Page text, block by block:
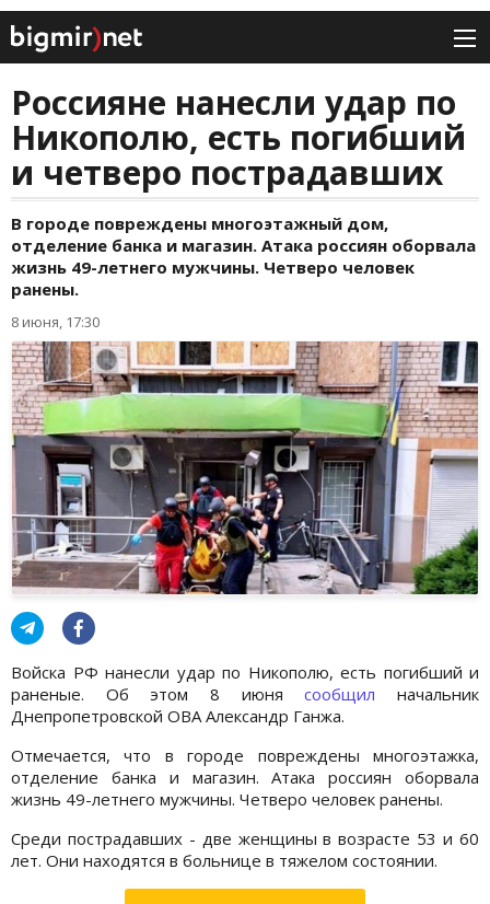
Россияне нанесли удар по
Никополю, есть погибший
и четверо пострадавших
В городе повреждены многоэтажный дом,
отделение банка и магазин. Атака россиян оборвала
жизнь 49-летнего мужчины. Четверо человек
ранены.
8 июня, 17:30
Войска РФ нанесли удар по Никополю, есть погибший и
раненые. Об этом 8 июнясообщил начальник
Днепропетровской ОВА Александр Ганжа.
Отмечается, что в городе повреждены многоэтажка,
отделение банка и магазин. Атака россиян оборвала
жизнь 49-летнего мужчины. Четверо человек ранены.
Среди пострадавших - две женщины в возрасте 53 и 60
лет. Они находятся в больнице в тяжелом состоянии.